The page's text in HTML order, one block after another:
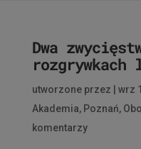
Dwa
rozgrywkach
utworzone przez wrz
Akademia, Poznań,
komentarzy